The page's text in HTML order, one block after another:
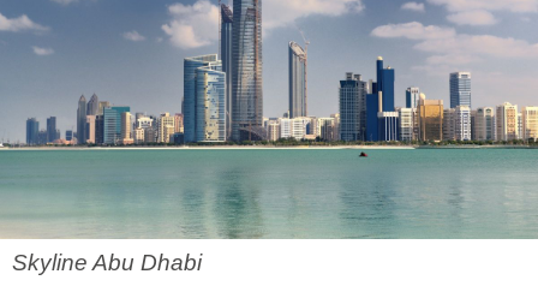
Skyline Abu Dhabi